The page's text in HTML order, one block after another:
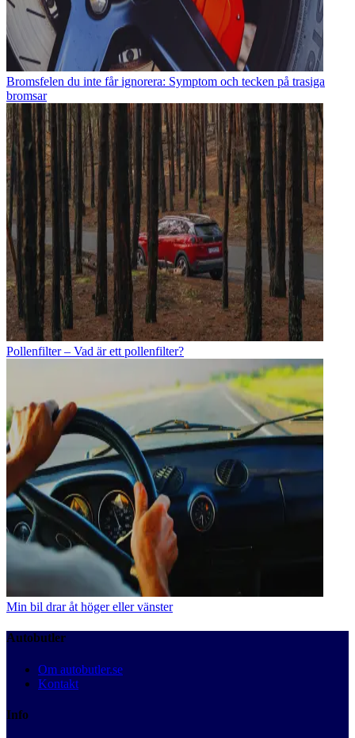
Bromsfelen du inte får ignorera: Symptom och tecken på trasiga
bromsar
Pollenfilter – Vad är ett pollenfilter?
Min bil drar åt höger eller vänster
Autobutler
Om autobutler.se
Kontakt
Info